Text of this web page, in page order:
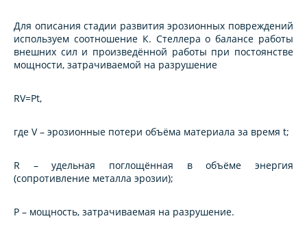
Для описания стадии развития эрозионных повреждений
используем соотношение К. Стеллера о балансе работы
внешних сил и произведённой работы при постоянстве
мощности, затрачиваемой на разрушение
RV=Pt,
где V – эрозионные потери объёма материала за время t;
R – удельная поглощённая в объёме энергия
(сопротивление металла эрозии);
Р – мощность, затрачиваемая на разрушение.